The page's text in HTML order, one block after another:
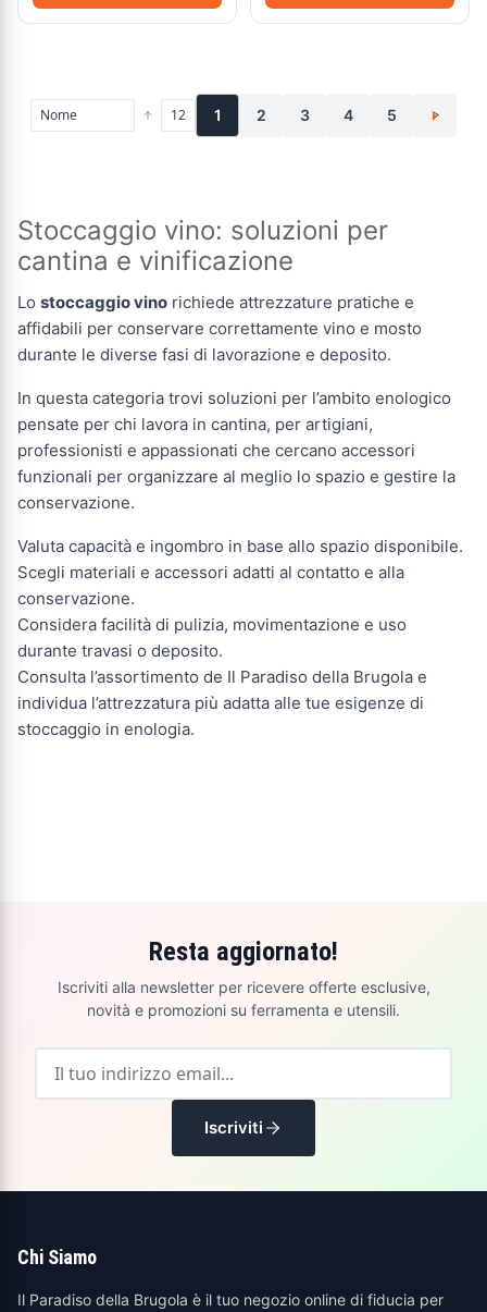
1 2 3 4 5 >
Stoccaggio vino: soluzioni per
cantina e vinificazione
Lo stoccaggio vino richiede attrezzature pratiche e
affidabili per conservare correttamente vino e mosto
durante le diverse fasi di lavorazione e deposito.
In questa categoria trovi soluzioni per l’ambito enologico
pensate per chi lavora in cantina, per artigiani,
professionisti e appassionati che cercano accessori
funzionali per organizzare al meglio lo spazio e gestire la
conservazione.
Valuta capacità e ingombro in base allo spazio disponibile.
Scegli materiali e accessori adatti al contatto e alla
conservazione.
Considera facilità di pulizia, movimentazione e uso
durante travasi o deposito.
Consulta l’assortimento de Il Paradiso della Brugola e
individua l’attrezzatura più adatta alle tue esigenze di
stoccaggio in enologia.
Resta aggiornato!
Iscriviti alla newsletter per ricevere offerte esclusive,
novità e promozioni su ferramenta e utensili.
Iscriviti
Chi Siamo
Il Paradiso della Brugola è il tuo negozio online di fiducia per